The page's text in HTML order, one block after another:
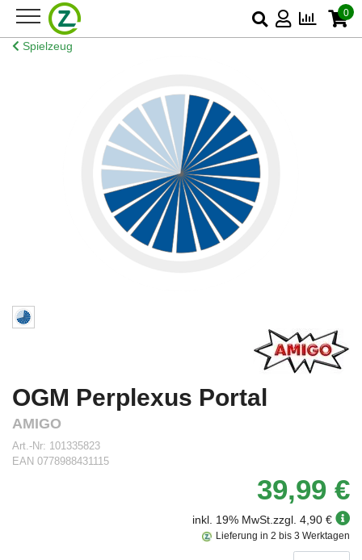
0
Spielzeug
OGM Perplexus Portal
AMIGO
Art.-Nr: 101335823
EAN 0778988431115
39,99 €
inkl. 19% MwSt.zzgl. 4,90 €
Lieferung in 2 bis 3 Werktagen